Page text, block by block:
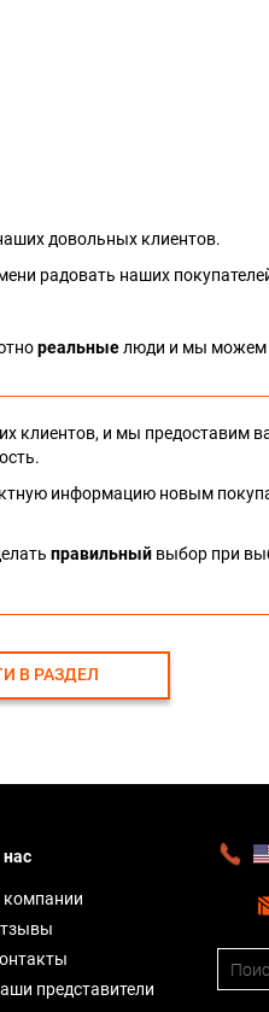
довольных клиентов.
радовать наших
реальныелюди и мы можем
клиентов, и мы предоставим
информацию новым
правильныйвыбор при
В РАЗДЕЛ
представители